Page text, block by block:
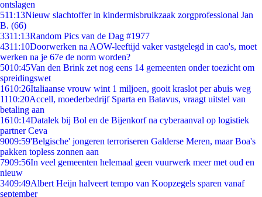
ontslagen
511:13Nieuw slachtoffer in kindermisbruikzaak zorgprofessional Jan
B. (66)
3311:13Random Pics van de Dag #1977
4311:10Doorwerken na AOW-leeftijd vaker vastgelegd in cao's, moet
werken na je 67e de norm worden?
5010:45Van den Brink zet nog eens 14 gemeenten onder toezicht om
spreidingswet
1610:26Italiaanse vrouw wint 1 miljoen, gooit kraslot per abuis weg
1110:20Accell, moederbedrijf Sparta en Batavus, vraagt uitstel van
betaling aan
1610:14Datalek bij Bol en de Bijenkorf na cyberaanval op logistiek
partner Ceva
9009:59'Belgische' jongeren terroriseren Galderse Meren, maar Boa's
pakken topless zonnen aan
7909:56In veel gemeenten helemaal geen vuurwerk meer met oud en
nieuw
3409:49Albert Heijn halveert tempo van Koopzegels sparen vanaf
september